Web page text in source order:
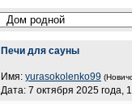
Печи для сауны
Имя: yurasokolenko99
Дата: 7 октября 2025 года,